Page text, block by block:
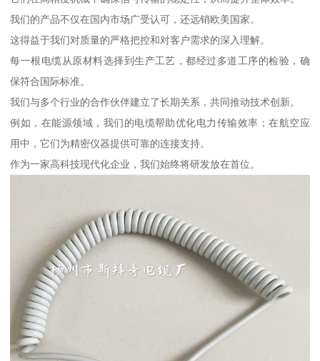
我们的产品不仅在国内市场广受认可，还远销欧美国家。
这得益于我们对质量的严格把控和对客户需求的深入理解。
每一根电缆从原材料选择到生产工艺，都经过多道工序的检验，确
保符合国际标准。
我们与多个行业的合作伙伴建立了长期关系，共同推动技术创新。
例如，在能源领域，我们的电缆帮助优化电力传输效率；在航空应
用中，它们为精密仪器提供可靠的连接支持。
作为一家高科技现代化企业，我们始终将研发放在首位。